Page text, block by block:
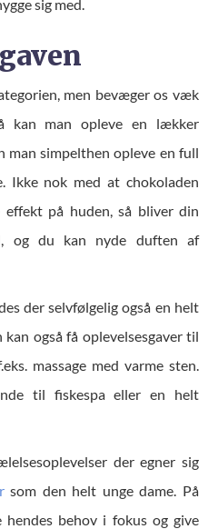
sig med.
men bevæger os væk
kan man opleve en lækker
man simpelthen opleve en full
Ikke nok med at chokoladen
på huden, så bliver din
og du kan nyde duften af
der selvfølgelig også en helt
også få oplevelsesgaver til
massage med varme sten.
til fiskespa eller en helt
der egner sig
som den helt unge dame. På
behov i fokus og give